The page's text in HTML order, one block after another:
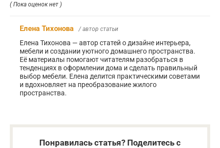
( Пока оценок нет )
Елена Тихонова / автор статьи
Елена Тихонова — автор статей о дизайне интерьера,
мебели и создании уютного домашнего пространства.
Её материалы помогают читателям разобраться в
тенденциях в оформлении дома и сделать правильный
выбор мебели. Елена делится практическими советами
и вдохновляет на преобразование жилого
пространства.
Понравилась статья? Поделитесь с